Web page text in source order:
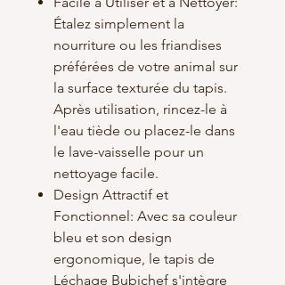
Étalez simplement la
nourriture ou les friandises
préférées de votre animal sur
la surface texturée du tapis.
Après utilisation, rincez-le à
l'eau tiède ou placez-le dans
le lave-vaisselle pour un
nettoyage facile.
Design Attractif et
Fonctionnel: Avec sa couleur
bleu et son design
ergonomique, le tapis de
Léchage Bubichef s'intègre